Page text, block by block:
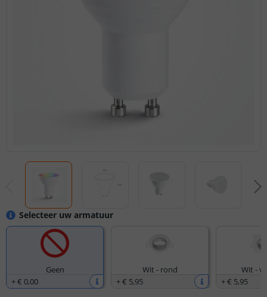
Selecteer uw armatuur
Geen
+€ 0,00
Wit - rond
+€ 5,95
Wit -
+€ 5,95